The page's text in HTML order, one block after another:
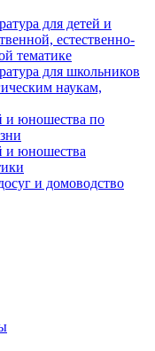
для детей и
естественно-
тематике
для школьников
наукам,
и юношества по
и юношества
и домоводство